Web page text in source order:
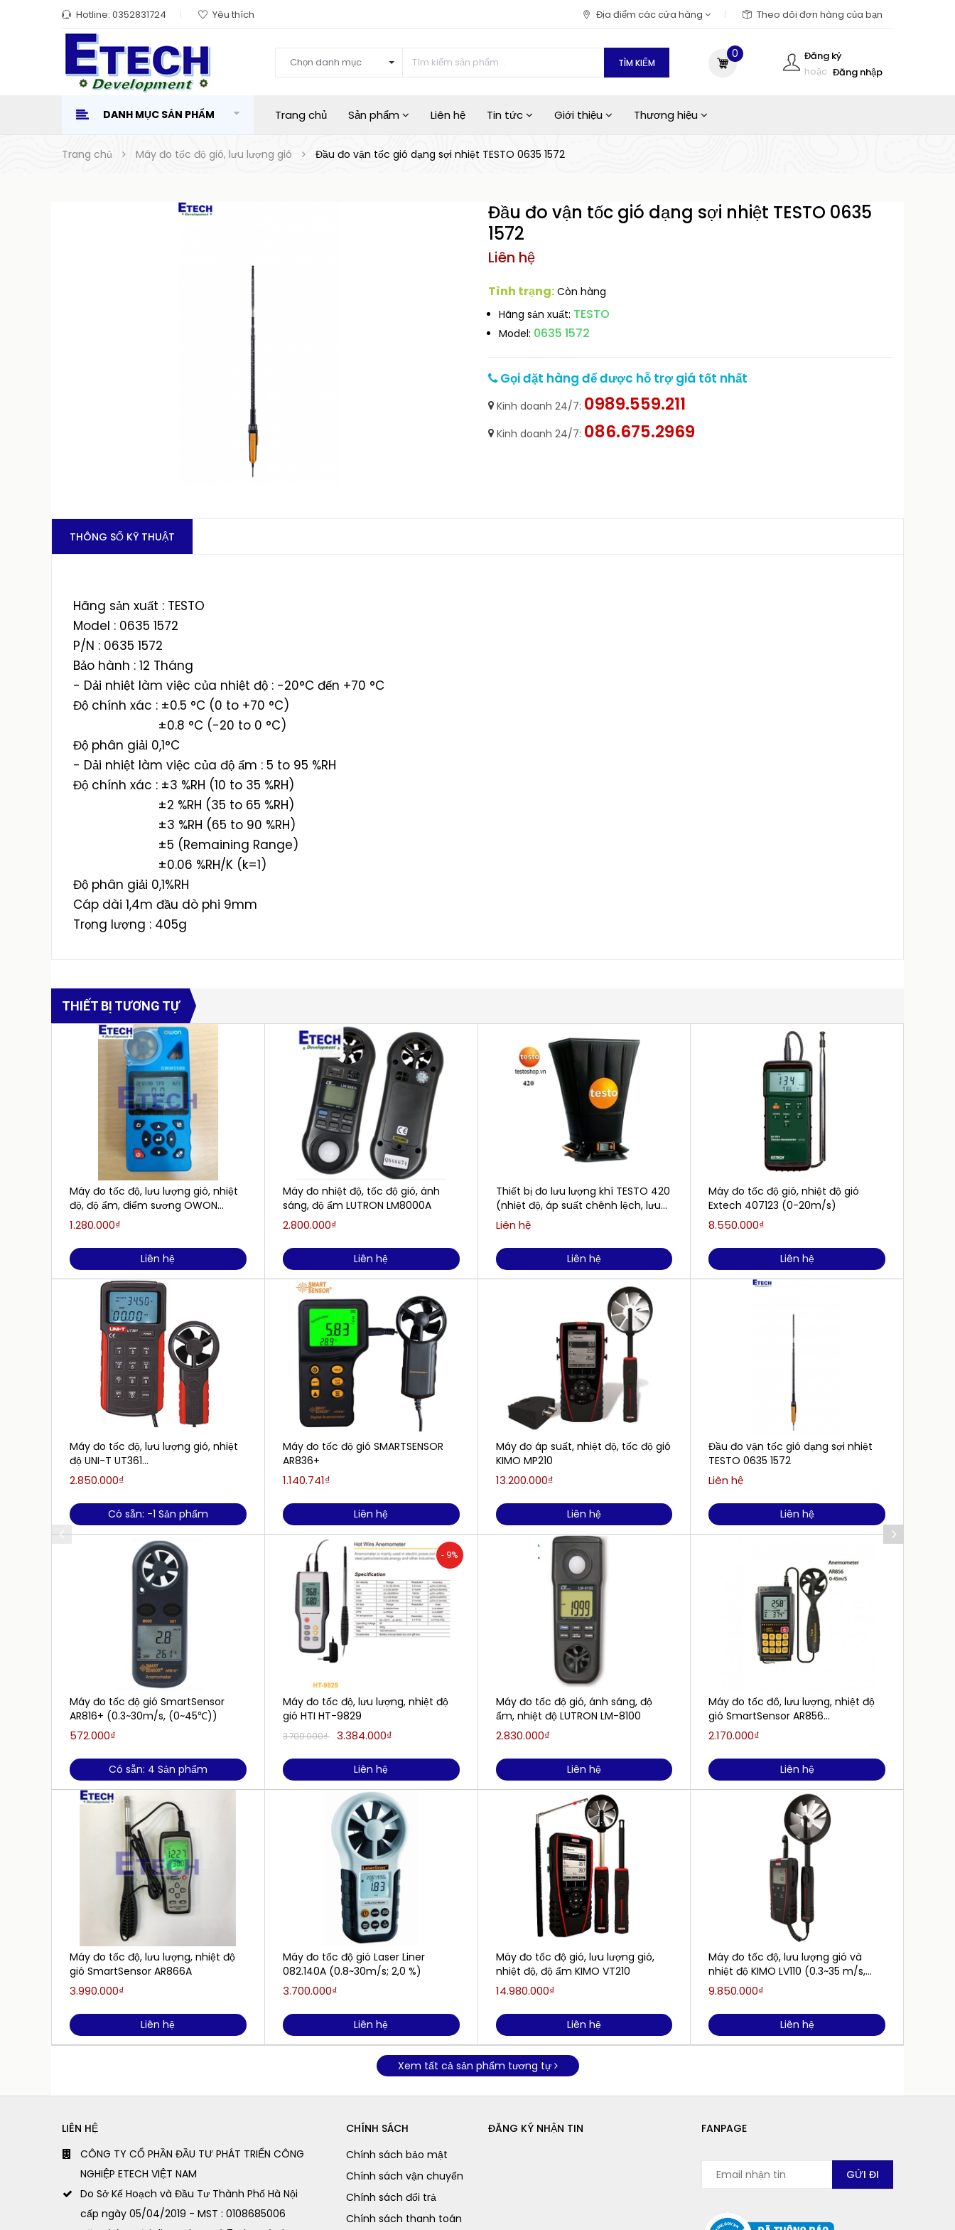
Hotline: 0352831724 Yêu thích Địa điểm các cửa hàng Theo dõi đơn hàng của bạn
Chọn danh mục TÌM KIẾM
Đăng ký
hoặc Đăng nhập
0
DANH MỤC SẢN PHẨM Trang chủ Sản phẩm Liên hệ Tin tức Giới thiệu Thương hiệu
Trang chủ Máy đo tốc độ gió, lưu lượng gió Đầu đo vận tốc gió dạng sợi nhiệt TESTO 0635 1572
Đầu đo vận tốc gió dạng sợi nhiệt TESTO 0635
1572
Liên hệ
Tình trạng: Còn hàng
Hãng sản xuất: TESTO
Model: 0635 1572
Gọi đặt hàng để được hỗ trợ giá tốt nhất
Kinh doanh 24/7: 0989.559.211
Kinh doanh 24/7: 086.675.2969
THÔNG SỐ KỸ THUẬT
Hãng sản xuất : TESTO
Model : 0635 1572
P/N : 0635 1572
Bảo hành : 12 Tháng
- Dải nhiệt làm việc của nhiệt độ : -20°C đến +70 °C
Độ chính xác : ±0.5 °C (0 to +70 °C)
±0.8 °C (-20 to 0 °C)
Độ phân giải 0,1°C
- Dải nhiệt làm việc của độ ẩm : 5 to 95 %RH
Độ chính xác : ±3 %RH (10 to 35 %RH)
±2 %RH (35 to 65 %RH)
±3 %RH (65 to 90 %RH)
±5 (Remaining Range)
±0.06 %RH/K (k=1)
Độ phân giải 0,1%RH
Cáp dài 1,4m đầu dò phi 9mm
Trọng lượng : 405g
THIẾT BỊ TƯƠNG TỰ
Máy đo tốc độ, lưu lượng gió, nhiệt
độ, độ ẩm, điểm sương OWON
OWM5500 (0.6 - 40 m/s; 5 - 95
1.280.000₫
Liên hệ
Máy đo tốc độ, lưu lượng gió, nhiệt
độ UNI-T UT361
(2m/s~30m/s,0°C~40°C)
2.850.000₫
Có sẵn: -1 Sản phẩm
Máy đo tốc độ gió SmartSensor
AR816+ (0.3~30m/s, (0~45℃))
572.000₫
Có sẵn: 4 Sản phẩm
Máy đo tốc độ, lưu lượng, nhiệt độ
gió SmartSensor AR866A
3.990.000₫
Liên hệ
Máy đo nhiệt độ, tốc độ gió, ánh
sáng, độ ẩm LUTRON LM8000A
2.800.000₫
Liên hệ
Máy đo tốc độ gió SMARTSENSOR
AR836+
1.140.741₫
Liên hệ
- 9%
Máy đo tốc độ, lưu lượng, nhiệt độ
gió HTI HT-9829
3.700.000₫ 3.384.000₫
Liên hệ
Máy đo tốc độ gió Laser Liner
082.140A (0.8~30m/s; 2,0 %)
3.700.000₫
Liên hệ
Thiết bị đo lưu lượng khí TESTO 420
(nhiệt độ, áp suất chênh lệch, lưu
lượng khí)
Liên hệ
Liên hệ
Máy đo áp suất, nhiệt độ, tốc độ gió
KIMO MP210
13.200.000₫
Liên hệ
Máy đo tốc độ gió, ánh sáng, độ
ẩm, nhiệt độ LUTRON LM-8100
2.830.000₫
Liên hệ
Máy đo tốc độ gió, lưu lượng gió,
nhiệt độ, độ ẩm KIMO VT210
14.980.000₫
Liên hệ
Máy đo tốc độ gió, nhiệt độ gió
Extech 407123 (0-20m/s)
8.550.000₫
Liên hệ
Đầu đo vận tốc gió dạng sợi nhiệt
TESTO 0635 1572
Liên hệ
Liên hệ
Máy đo tốc đô, lưu lượng, nhiệt độ
gió SmartSensor AR856
(45m/s,45℃, USB, data logger)
2.170.000₫
Liên hệ
Máy đo tốc độ, lưu lượng gió và
nhiệt độ KIMO LV110 (0.3~35 m/s,
-20~+80°C)
9.850.000₫
Liên hệ
Xem tất cả sản phẩm tương tự
LIÊN HỆ
CÔNG TY CỔ PHẦN ĐẦU TƯ PHÁT TRIỂN CÔNG
NGHIỆP ETECH VIỆT NAM
Do Sở Kế Hoạch và Đầu Tư Thành Phố Hà Nội
cấp ngày 05/04/2019 - MST : 0108685006
CHÍNH SÁCH
Chính sách bảo mật
Chính sách vận chuyển
Chính sách đổi trả
Chính sách thanh toán
ĐĂNG KÝ NHẬN TIN FANPAGE